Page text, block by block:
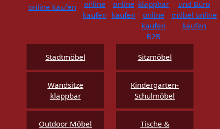
Stadtmöbel Sitzmöbel
Wandsitze
klappbar
Kindergarten-
Schulmöbel
Outdoor Möbel
Tische &